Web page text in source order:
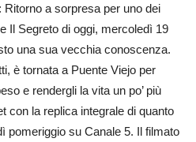
: Ritorno a sorpresa per uno dei
Il Segreto di oggi, mercoledì 19
una sua vecchia conoscenza.
è tornata a Puente Viejo per
e rendergli la vita un po’ più
con la replica integrale di quanto
pomeriggio su Canale 5. Il filmato